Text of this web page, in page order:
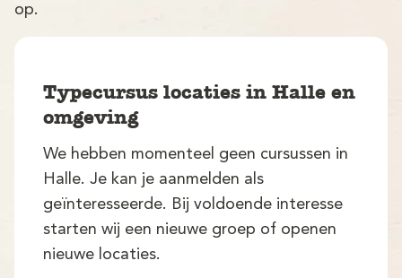
op.
Typecursus locaties in Halle en
omgeving
We hebben momenteel geen cursussen in
Halle. Je kan je aanmelden als
geïnteresseerde. Bij voldoende interesse
starten wij een nieuwe groep of openen
nieuwe locaties.